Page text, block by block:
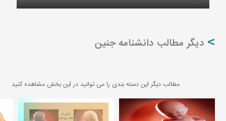
دیگر مطالب دانشنامه جنین
مطالب دیگر این دسته بندی را می توانید در این بخش مشاهده کنید